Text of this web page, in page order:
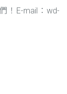
！E-mail：wd-